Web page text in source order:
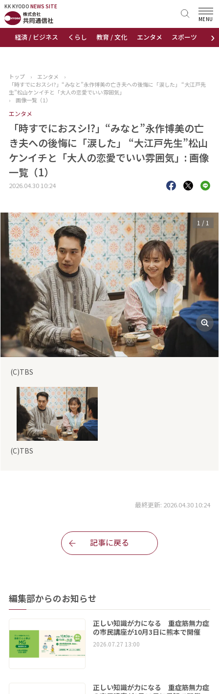
KK KYODO NEWS SITE
›
経済 / ビジネス くらし 教育 / 文化 エンタメ スポーツ 地域
MENU
KK KYODONEWS SITE
トップページ
ニュース
おすすめコンテンツ
出版物
会社概要
トップ › エンタメ
›
「時すでにおスシ!?」“みなと”永作博美の亡き夫への後悔に「涙した」 “大江戸先
生”松山ケンイチと「大人の恋愛でいい雰囲気」
›
画像一覧（1）
エンタメ
「時すでにおスシ!?」“みなと”永作博美の亡
き夫への後悔に「涙した」 “大江戸先生”松山
ケンイチと「大人の恋愛でいい雰囲気」: 画像
一覧（1）
2026.04.30 10:24
(C)TBS
1 / 1
(C)TBS
最終更新: 2026.04.30 10:24
記事に戻る
編集部からのお知らせ
正しい知識が力になる 重症筋無力症
の市民講座が10月3日に熊本で開催
2026.07.27 13:00
正しい知識が力になる 重症筋無力症